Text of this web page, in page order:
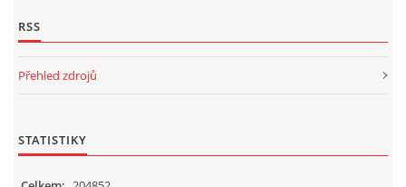
RSS
Přehled zdrojů
STATISTIKY